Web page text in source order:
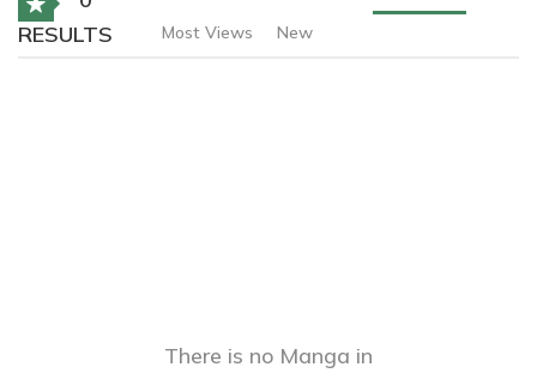
RESULTS
Most Views New
There is no Manga in